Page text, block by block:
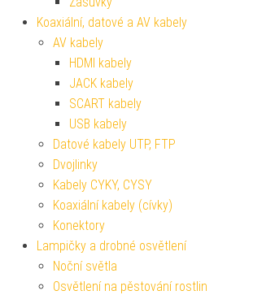
Koaxiální, datové a AV kabely
AV kabely
HDMI kabely
JACK kabely
SCART kabely
USB kabely
Datové kabely UTP, FTP
Dvojlinky
Kabely CYKY, CYSY
Koaxiální kabely (cívky)
Konektory
Lampičky a drobné osvětlení
Noční světla
Osvětlení na pěstování rostlin